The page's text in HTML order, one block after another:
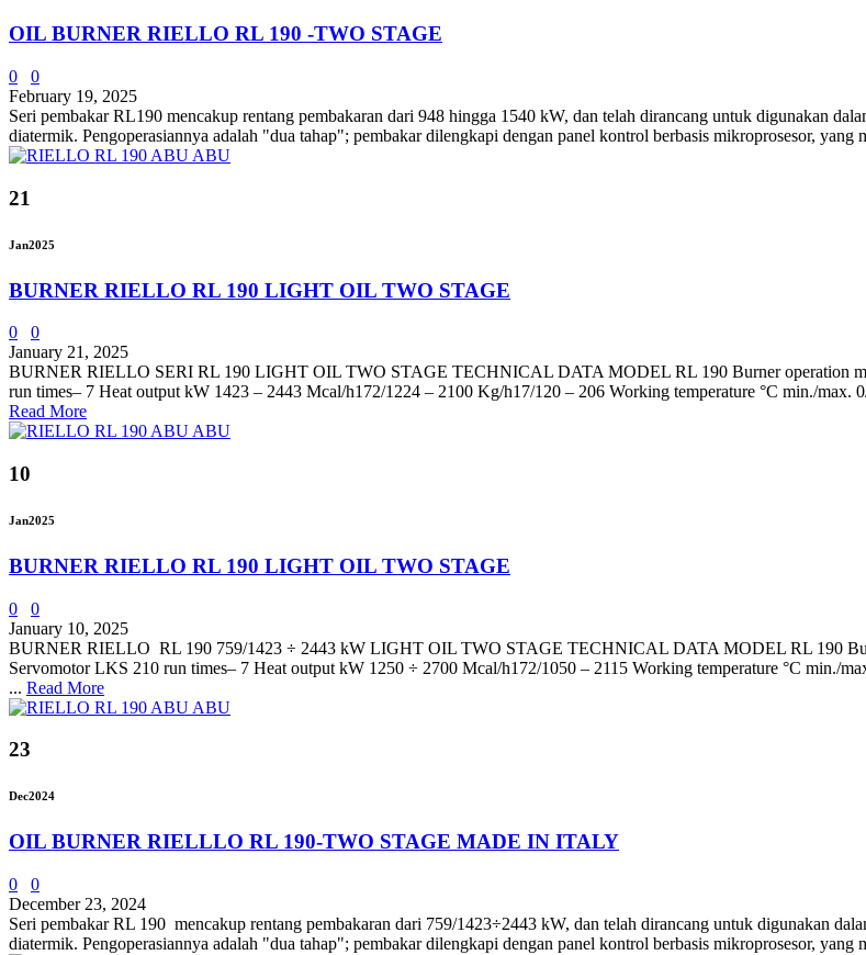
OIL BURNER RIELLO RL 190 -TWO STAGE
0
0
February 19, 2025
Seri pembakar RL190 mencakup rentang pembakaran dari 948 hingga 1540 kW, dan telah dirancang untuk digunakan
diatermik. Pengoperasiannya adalah "dua tahap"; pembakar dilengkapi dengan panel kontrol berbasis mikroprosesor, yang
21
Jan2025
BURNER RIELLO RL 190 LIGHT OIL TWO STAGE
0
0
January 21, 2025
BURNER RIELLO SERI RL 190 LIGHT OIL TWO STAGE TECHNICAL DATA MODEL RL 190 Burner operation
run times– 7 Heat output kW 1423 – 2443 Mcal/h172/1224 – 2100 Kg/h17/120 – 206 Working temperature °C min./
Read More
10
Jan2025
BURNER RIELLO RL 190 LIGHT OIL TWO STAGE
0
0
January 10, 2025
BURNER RIELLO RL 190 759/1423 ÷ 2443 kW LIGHT OIL TWO STAGE TECHNICAL DATA MODEL RL 190
Servomotor LKS 210 run times– 7 Heat output kW 1250 ÷ 2700 Mcal/h172/1050 – 2115 Working temperature °C
... Read More
23
Dec2024
OIL BURNER RIELLLO RL 190-TWO STAGE MADE IN ITALY
0
0
December 23, 2024
Seri pembakar RL 190 mencakup rentang pembakaran dari 759/1423÷2443 kW, dan telah dirancang untuk digunakan
diatermik. Pengoperasiannya adalah "dua tahap"; pembakar dilengkapi dengan panel kontrol berbasis mikroprosesor, yang